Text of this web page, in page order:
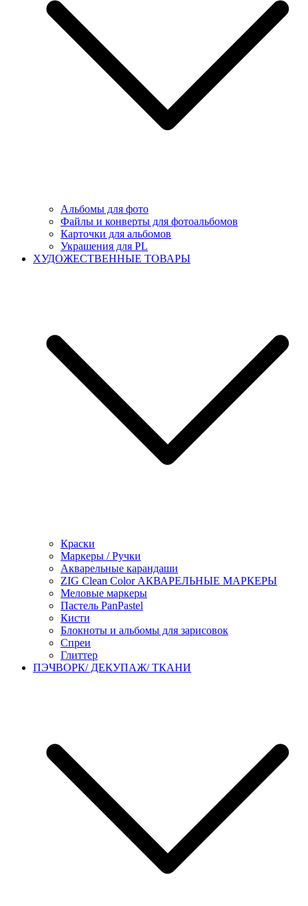
Альбомы для фото
Файлы и конверты для фотоальбомов
Карточки для альбомов
Украшения для PL
ХУДОЖЕСТВЕННЫЕ ТОВАРЫ
Краски
Маркеры / Ручки
Акварельные карандаши
ZIG Clean Color АКВАРЕЛЬНЫЕ МАРКЕРЫ
Меловые маркеры
Пастель PanPastel
Кисти
Блокноты и альбомы для зарисовок
Спреи
Глиттер
ПЭЧВОРК/ ДЕКУПАЖ/ ТКАНИ